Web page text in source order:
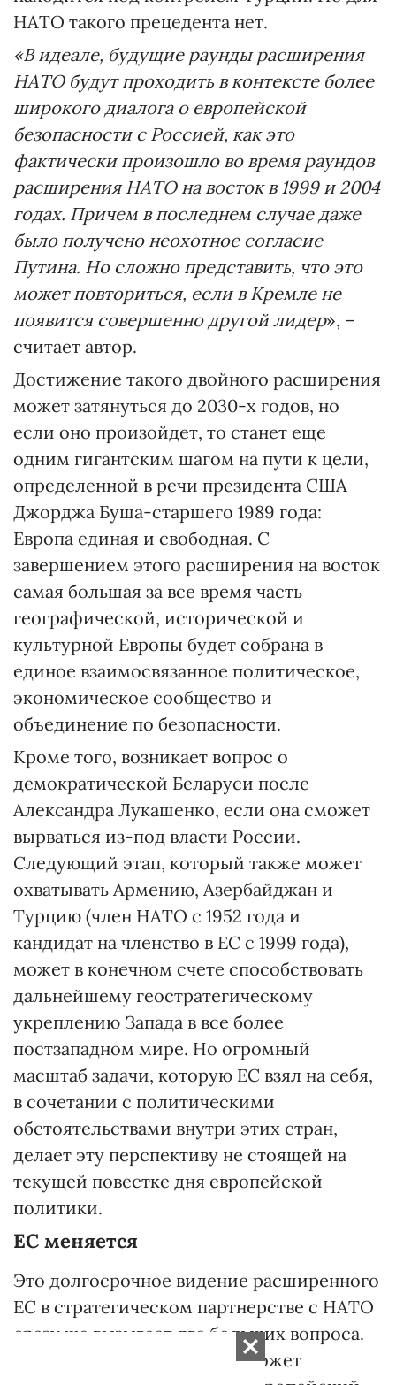
НАТО такого прецедента нет.
«В идеале, будущие раунды расширения
НАТО будут проходить в контексте более
широкого диалога о европейской
безопасности с Россией, как это
фактически произошло во время раундов
расширения НАТО на восток в 1999 и 2004
годах. Причем в последнем случае даже
было получено неохотное согласие
Путина. Но сложно представить, что это
может повториться, если в Кремле не
появится совершенно другой лидер», –
считает автор.
Достижение такого двойного расширения
может затянуться до 2030-х годов, но
если оно произойдет, то станет еще
одним гигантским шагом на пути к цели,
определенной в речи президента США
Джорджа Буша-старшего 1989 года:
Европа единая и свободная. С
завершением этого расширения на восток
самая большая за все время часть
географической, исторической и
культурной Европы будет собрана в
единое взаимосвязанное политическое,
экономическое сообщество и
объединение по безопасности.
Кроме того, возникает вопрос о
демократической Беларуси после
Александра Лукашенко, если она сможет
вырваться из-под власти России.
Следующий этап, который также может
охватывать Армению, Азербайджан и
Турцию (член НАТО с 1952 года и
кандидат на членство в ЕС с 1999 года),
может в конечном счете способствовать
дальнейшему геостратегическому
укреплению Запада в все более
постзападном мире. Но огромный
масштаб задачи, которую ЕС взял на себя,
в сочетании с политическими
обстоятельствами внутри этих стран,
делает эту перспективу не стоящей на
текущей повестке дня европейской
политики.
ЕС меняется
Это долгосрочное видение расширенного
ЕС в стратегическом партнерстве с НАТО
сразу же вызывает два больших вопроса.
Как быть с Россией? И как может